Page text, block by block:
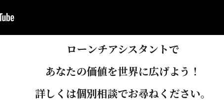
ローンチアシスタントで
あなたの価値を世界に広げよう！
詳しくは個別相談でお尋ねください。